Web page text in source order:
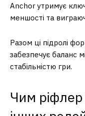
Anchor утримує
меншості та
Разом ці підролі
забезпечує баланс
стабільністю гри.
Чим ріфлер